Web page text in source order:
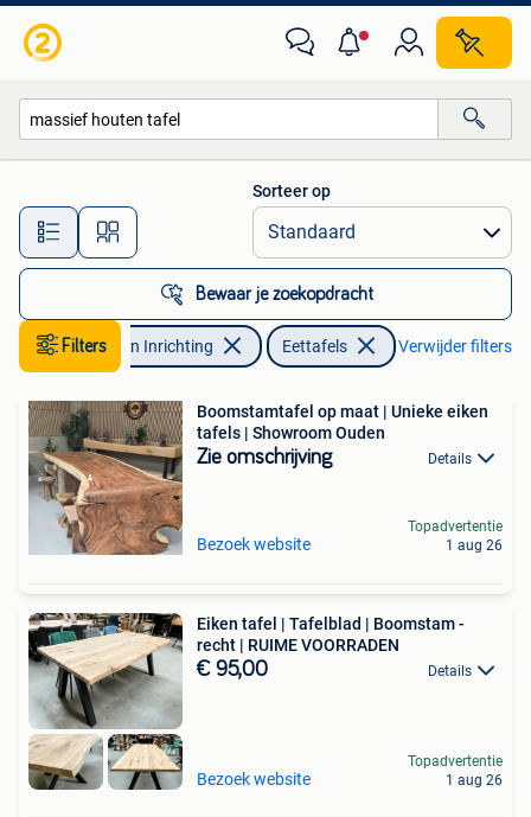
Alle afstanden…
Sorteer op
Bewaar je zoekopdracht
FiltersHuis en Inrichting Eettafels Verwijder filters
Boomstamtafel op maat | Unieke eiken
tafels | Showroom Ouden
Zie omschrijving Details
Bezoek website
Topadvertentie
1 aug 26
Eiken tafel | Tafelblad | Boomstam -
recht | RUIME VOORRADEN
€ 95,00 Details
Bezoek website
Topadvertentie
1 aug 26